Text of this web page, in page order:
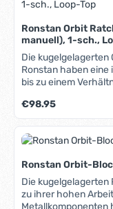
Ronstan Orbit
manuell), 1-sch.,
Die
Ronstan haben
bis zu einem Verhältnis von
lastabhängig
Blocks™ sind in
leicht: Nahezu alle
Blöcke wurden
Das
Zur Befestigung der
hochfestem
Methode, Blöcke
Regulärer Preis:
€98.95
Ronstan Orbit-
Die kugelgelagerten
zu ihrer hohen